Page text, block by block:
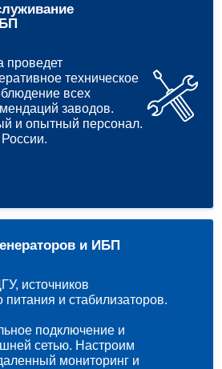
проведет
техническое
всех
заводов.
и опытный персонал.
и ИБП
источников
питания и стабилизаторов.
подключение и
сетью. Настроим
мониторинг и